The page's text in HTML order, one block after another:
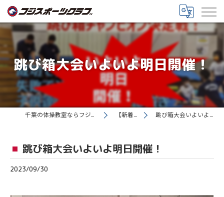
跳び箱大会いよいよ明日開催！
千葉の体操教室ならフジスポーツクラブ 【新着情報】 跳び箱大会いよいよ明日開催！
跳び箱大会いよいよ明日開催！
2023/09/30